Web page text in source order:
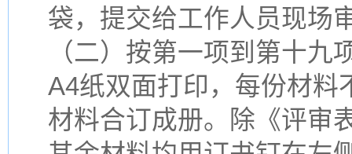
袋，提交给工作人员现场
（二）按第一项到第十
A4纸双面打印，每份材料
材料合订成册。除《评审